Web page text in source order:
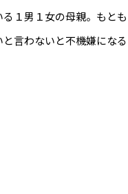
１男１女の母親。もと
と言わないと不機嫌に